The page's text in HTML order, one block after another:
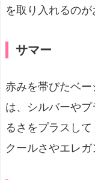
を取り入れるのが
サマー
赤みを帯びたベ
は、シルバーや
るさをプラスし
クールさやエレガ